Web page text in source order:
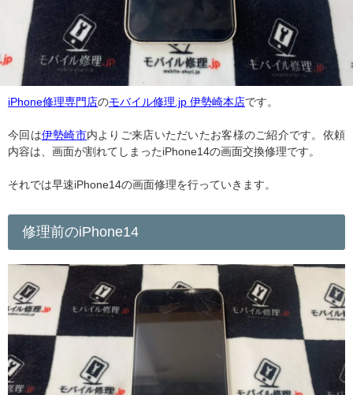
iPhone修理専門店のモバイル修理.jp 伊勢崎本店です。
今回は伊勢崎市内よりご来店いただいたお客様のご紹介です。依頼
内容は、画面が割れてしまったiPhone14の画面交換修理です。
それでは早速iPhone14の画面修理を行っていきます。
修理前のiPhone14